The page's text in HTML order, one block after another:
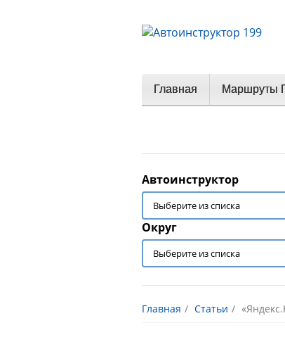
Главная Маршруты
Автоинструктор
Округ
Главная Статьи